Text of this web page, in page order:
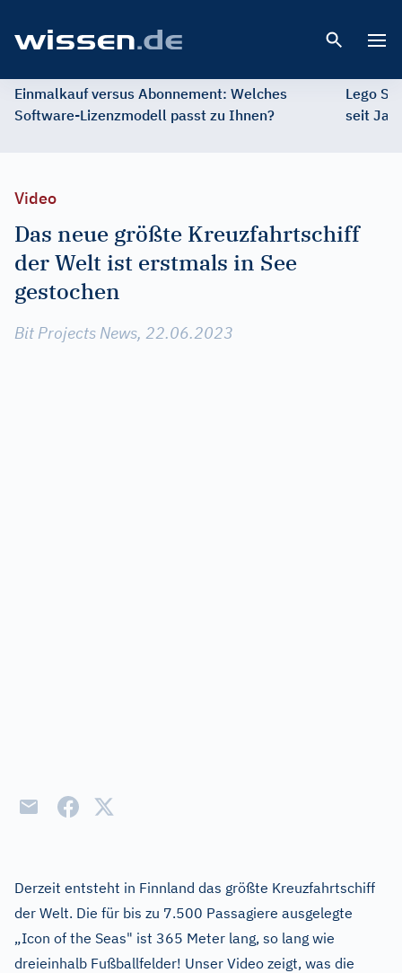
Einmalkauf versus Abonnement: Welches
Software-Lizenzmodell passt zu Ihnen?
Lego
seit
Video
Das neue größte Kreuzfahrtschiff
der Welt ist erstmals in See
gestochen
Bit Projects News, 22.06.2023
Derzeit entsteht in Finnland das größte Kreuzfahrtschiff
der Welt. Die für bis zu 7.500 Passagiere ausgelegte
„Icon of the Seas" ist 365 Meter lang, so lang wie
dreieinhalb Fußballfelder! Unser Video zeigt, was die